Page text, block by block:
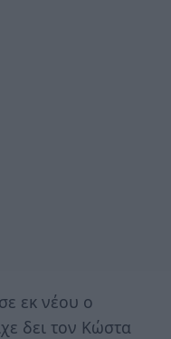
εκ νέου ο
δει τον Κώστα